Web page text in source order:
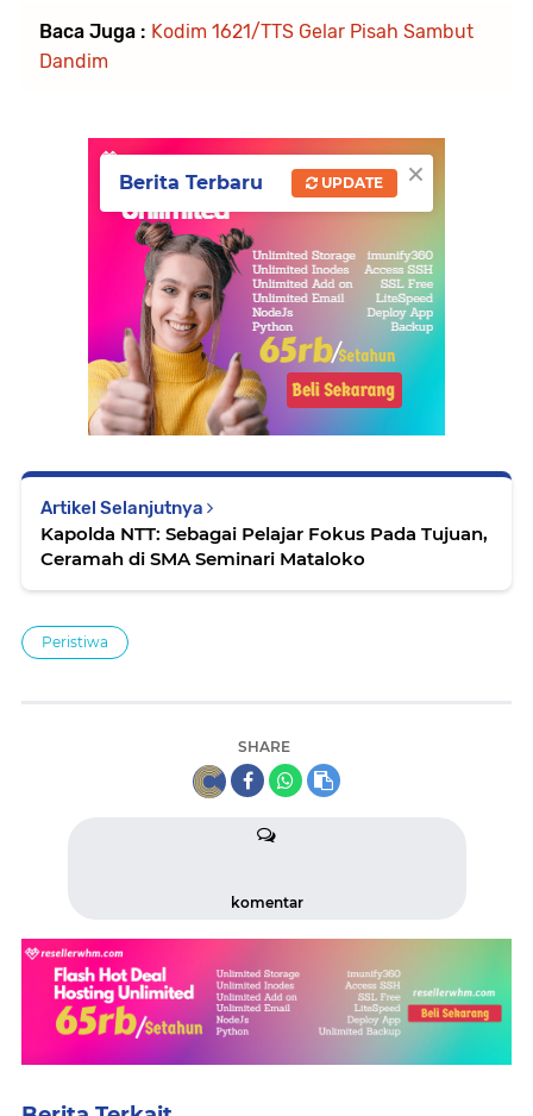
Baca Juga : Kodim 1621/TTS Gelar Pisah Sambut
Dandim
Artikel Selanjutnya
Kapolda NTT: Sebagai Pelajar Fokus Pada Tujuan,
Ceramah di SMA Seminari Mataloko
Peristiwa
SHARE
komentar
×
Berita Terbaru UPDATE